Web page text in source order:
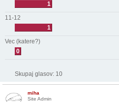
1
11-12
1
Vec (katere?)
0
Skupaj glasov: 10
miha
Site Admin